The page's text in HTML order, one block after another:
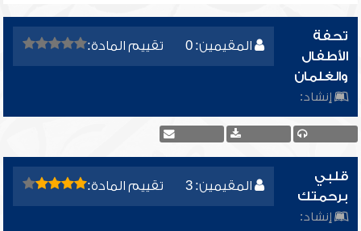
المقيمين: 0 تقييم المادة:
تحفة
الأطفال
والغلمان
إنشاد:
المقيمين: 3 تقييم المادة:
قلبي
برحمتك
إنشاد: